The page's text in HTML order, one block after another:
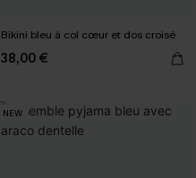
Bikini bleu à col cœur et dos croisé
38,00 €
NEW